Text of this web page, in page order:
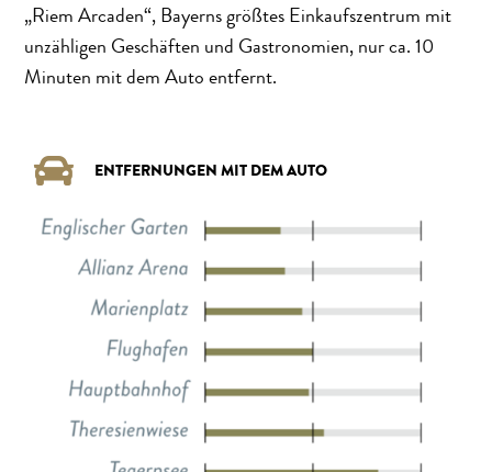
„Riem Arcaden“, Bayerns größtes Einkaufszentrum mit
unzähligen Geschäften und Gastronomien, nur ca. 10
Minuten mit dem Auto entfernt.
ENTFERNUNGEN MIT DEM AUTO